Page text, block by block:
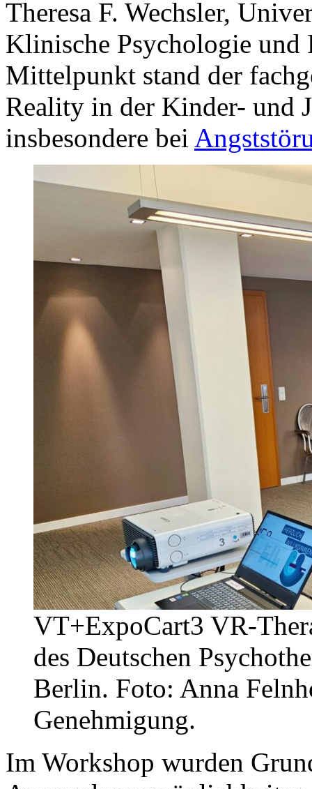
Theresa F. Wechsler,
Klinische Psychologie und
Mittelpunkt stand der
Reality in der Kinder- und
insbesondere bei
VT+ExpoCart3 VR-
des Deutschen
Berlin. Foto: Anna
Genehmigung.
Im Workshop wurden